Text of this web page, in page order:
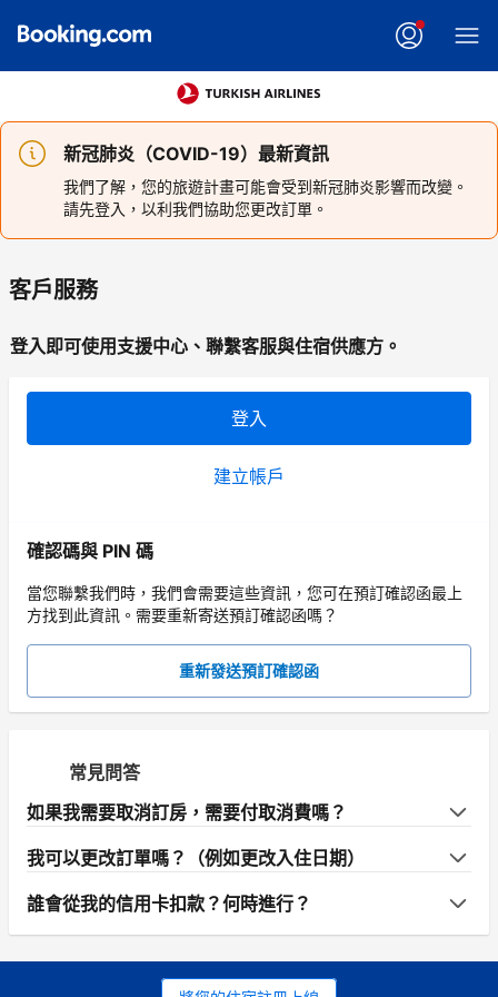
新冠肺炎（COVID-19）最新資訊
我們了解，您的旅遊計畫可能會受到新冠肺炎影響而改變。
請先登入，以利我們協助您更改訂單。
客戶服務
登入即可使用支援中心、聯繫客服與住宿供應方。
登入
建立帳戶
確認碼與 PIN 碼
當您聯繫我們時，我們會需要這些資訊，您可在預訂確認函最上
方找到此資訊。需要重新寄送預訂確認函嗎？
重新發送預訂確認函
常見問答
如果我需要取消訂房，需要付取消費嗎？
我可以更改訂單嗎？（例如更改入住日期）
誰會從我的信用卡扣款？何時進行？